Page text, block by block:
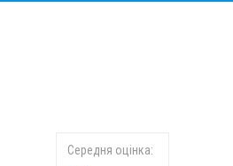
Середня оцінка: